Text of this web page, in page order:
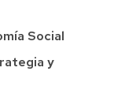
Social
y